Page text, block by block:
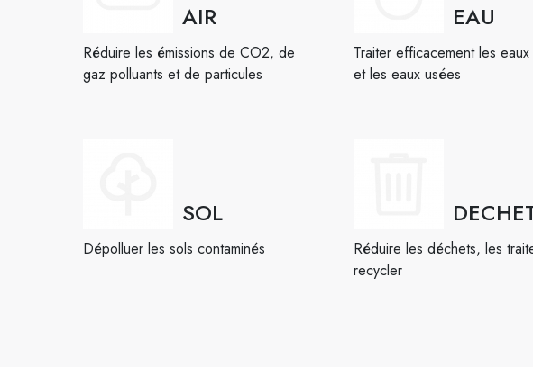
AIR
Réduire les émissions de CO2, de
gaz polluants et de particules
EAU
Traiter efficacement les
et les eaux usées
SOL
Dépolluer les sols contaminés
Réduire les déchets, les
recycler